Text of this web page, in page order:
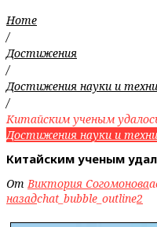
Home
/
Достижения
/
Достижения науки и
/
Китайским ученым
Достижения науки и
Китайским ученым
ОтВиктория Согомонова
назадchat_bubble_outline2